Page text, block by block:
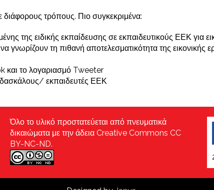
διάφορους τρόπους. Πιο συγκεκριμένα:
της ειδικής εκπαίδευσης σε εκπαιδευτικούς ΕΕΚ για
γνωρίζουν τη πιθανή αποτελεσματικότητα της εικονικής
και το λογαριασμό Tweeter
εκπαιδευτές ΕΕΚ
Όλο το υλικό προστατεύεται από πνευματικά
δικαιώματα με την άδεια Creative Commons CC
BY-NC-ND.